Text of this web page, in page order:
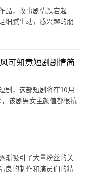
品，故事剧情跌宕起
细腻生动，感兴趣的朋
可知意短剧剧情简
剧，这部短剧将在10月
该剧男女主颜值都很抗
渐吸引了大量粉丝的关
良的制作和演员们的精